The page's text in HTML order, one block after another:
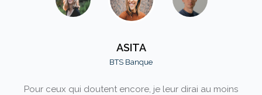
ASITA
BTS Banque
Pour ceux qui doutent encore, je leur dirai au moins